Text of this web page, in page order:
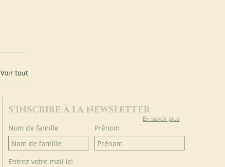
Voir tout
S'INSCRIRE À LA NEWSLETTER
En savoir plus
Nom de famille Prénom
Entrez votre mail ici